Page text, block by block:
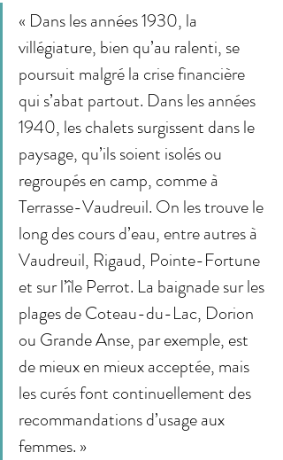
« Dans les années 1930, la
villégiature, bien qu’au ralenti, se
poursuit malgré la crise financière
qui s’abat partout. Dans les années
1940, les chalets surgissent dans le
paysage, qu’ils soient isolés ou
regroupés en camp, comme à
Terrasse-Vaudreuil. On les trouve le
long des cours d’eau, entre autres à
Vaudreuil, Rigaud, Pointe-Fortune
et sur l’île Perrot. La baignade sur les
plages de Coteau-du-Lac, Dorion
ou Grande Anse, par exemple, est
de mieux en mieux acceptée, mais
les curés font continuellement des
recommandations d’usage aux
femmes. »